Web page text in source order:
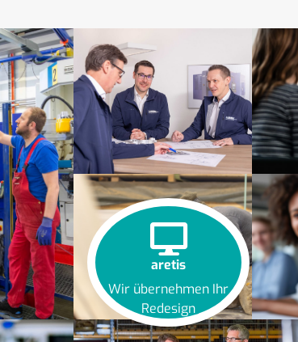
aretis
Wir übernehmen Ihr
Redesign